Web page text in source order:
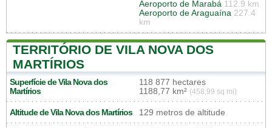
Aeroporto de Marabá 112.9 km
Aeroporto de Araguaína 227.4
km
TERRITÓRIO DE VILA NOVA DOS
MARTÍRIOS
Superfície de Vila Nova dos
Martírios
118 877 hectares
1188,77 km² (458,99 sq mi)
Altitude de Vila Nova dos Martírios 129 metros de altitude